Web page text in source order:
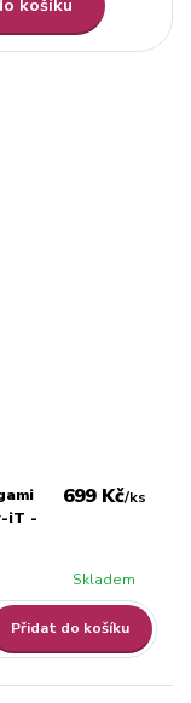
košíku
iT -
699 Kč/ks
Skladem
Přidat do košíku